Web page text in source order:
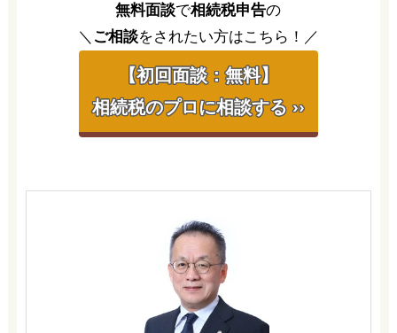
無料面談で相続税申告の
＼ ご相談をされたい方はこちら！／
【初回面談：無料】
相続税のプロに相談する ››